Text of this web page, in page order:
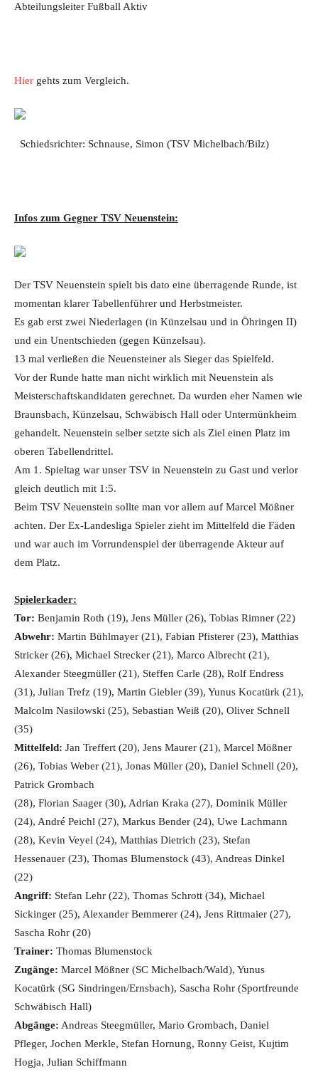
Abteilungsleiter Fußball Aktiv
Hier gehts zum Vergleich.
Schiedsrichter: Schnause, Simon (TSV Michelbach/Bilz)
Infos zum Gegner TSV Neuenstein:
Der TSV Neuenstein spielt bis dato eine überragende Runde, ist
momentan klarer Tabellenführer und Herbstmeister.
Es gab erst zwei Niederlagen (in Künzelsau und in Öhringen II)
und ein Unentschieden (gegen Künzelsau).
13 mal verließen die Neuensteiner als Sieger das Spielfeld.
Vor der Runde hatte man nicht wirklich mit Neuenstein als
Meisterschaftskandidaten gerechnet. Da wurden eher Namen wie
Braunsbach, Künzelsau, Schwäbisch Hall oder Untermünkheim
gehandelt. Neuenstein selber setzte sich als Ziel einen Platz im
oberen Tabellendrittel.
Am 1. Spieltag war unser TSV in Neuenstein zu Gast und verlor
gleich deutlich mit 1:5.
Beim TSV Neuenstein sollte man vor allem auf Marcel Mößner
achten. Der Ex-Landesliga Spieler zieht im Mittelfeld die Fäden
und war auch im Vorrundenspiel der überragende Akteur auf
dem Platz.
Spielerkader:
Tor: Benjamin Roth (19), Jens Müller (26), Tobias Rimner (22)
Abwehr: Martin Bühlmayer (21), Fabian Pfisterer (23), Matthias
Stricker (26), Michael Strecker (21), Marco Albrecht (21),
Alexander Steegmüller (21), Steffen Carle (28), Rolf Endress
(31), Julian Trefz (19), Martin Giebler (39), Yunus Kocatürk (21),
Malcolm Nasilowski (25), Sebastian Weiß (20), Oliver Schnell
(35)
Mittelfeld: Jan Treffert (20), Jens Maurer (21), Marcel Mößner
(26), Tobias Weber (21), Jonas Müller (20), Daniel Schnell (20),
Patrick Grombach
(28), Florian Saager (30), Adrian Kraka (27), Dominik Müller
(24), André Peichl (27), Markus Bender (24), Uwe Lachmann
(28), Kevin Veyel (24), Matthias Dietrich (23), Stefan
Hessenauer (23), Thomas Blumenstock (43), Andreas Dinkel
(22)
Angriff: Stefan Lehr (22), Thomas Schrott (34), Michael
Sickinger (25), Alexander Bemmerer (24), Jens Rittmaier (27),
Sascha Rohr (20)
Trainer: Thomas Blumenstock
Zugänge: Marcel Mößner (SC Michelbach/Wald), Yunus
Kocatürk (SG Sindringen/Ernsbach), Sascha Rohr (Sportfreunde
Schwäbisch Hall)
Abgänge: Andreas Steegmüller, Mario Grombach, Daniel
Pfleger, Jochen Merkle, Stefan Hornung, Ronny Geist, Kujtim
Hogja, Julian Schiffmann